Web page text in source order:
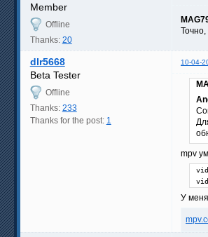
Member
Offline
Thanks: 20
Точно,
dlr5668 10-04-
Beta Tester
Offline
Thanks: 233
Thanks for the post: 1
mpv
У